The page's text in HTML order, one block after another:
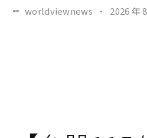
worldviewnews · 2026 年